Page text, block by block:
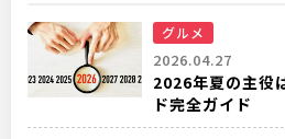
グルメ
2026.04.27
2026年夏の主役
ド完全ガイド